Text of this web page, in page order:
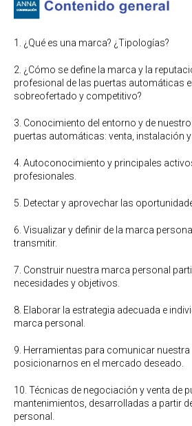
1. ¿Qué es una marca? ¿Tipologías?
2. ¿Cómo se define la marca y la
profesional de las puertas automáticas
sobreofertado y competitivo?
3. Conocimiento del entorno y de
puertas automáticas: venta, instalación
4. Autoconocimiento y principales
profesionales.
5. Detectar y aprovechar las
6. Visualizar y definir de la marca
transmitir.
7. Construir nuestra marca personal
necesidades y objetivos.
8. Elaborar la estrategia adecuada e
marca personal.
9. Herramientas para comunicar
posicionarnos en el mercado deseado.
10. Técnicas de negociación y venta de
mantenimientos, desarrolladas a partir
personal.